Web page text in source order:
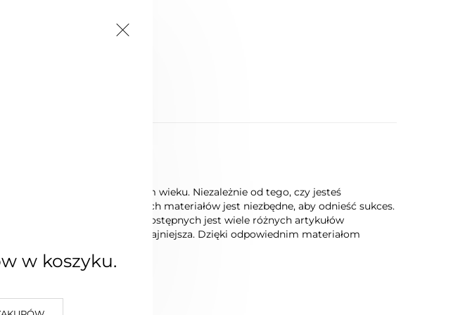
w koszyku.
korzystać osoby w każdym wieku. Niezależnie od tego, czy jesteś
posiadanie odpowiednich materiałów jest niezbędne, aby odnieść sukces.
kompost i testery gleby — dostępnych jest wiele różnych artykułów
będzie przyjemniejsza i wydajniejsza. Dzięki odpowiednim materiałom
przez wiele lat.